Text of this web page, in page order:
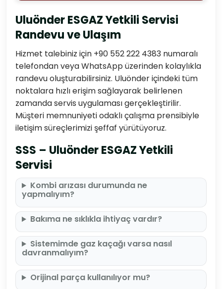
Uluönder ESGAZ Yetkili Servisi
Randevu ve Ulaşım
Hizmet talebiniz için +90 552 222 4383 numaralı
telefondan veya WhatsApp üzerinden kolaylıkla
randevu oluşturabilirsiniz. Uluönder içindeki tüm
noktalara hızlı erişim sağlayarak belirlenen
zamanda servis uygulaması gerçekleştirilir.
Müşteri memnuniyeti odaklı çalışma prensibiyle
iletişim süreçlerimizi şeffaf yürütüyoruz.
SSS – Uluönder ESGAZ Yetkili
Servisi
Kombi arızası durumunda ne
yapmalıyım?
Bakıma ne sıklıkla ihtiyaç vardır?
Sistemimde gaz kaçağı varsa nasıl
davranmalıyım?
Orijinal parça kullanılıyor mu?